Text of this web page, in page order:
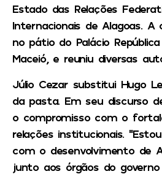
Estado das Relações
Internacionais de Alagoas. A
no pátio do Palácio
Maceió, e reuniu diversas
Júlio Cezar substitui Hugo
da pasta. Em seu discurso
o compromisso com o
relações institucionais.
com o desenvolvimento de
junto aos órgãos do